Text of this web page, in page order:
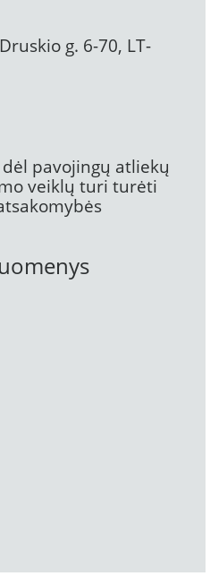
g. 6-70, LT-
pavojingų atliekų
veiklų turi turėti